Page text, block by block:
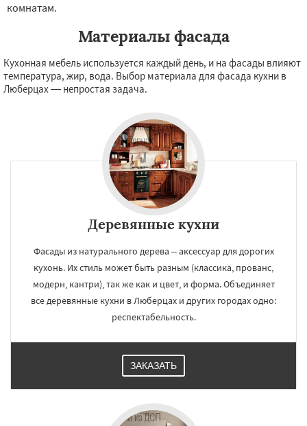
комнатам.
Материалы фасада
Кухонная мебель используется каждый день, и на фасады влияют
температура, жир, вода. Выбор материала для фасада кухни в
Люберцах — непростая задача.
Деревянные кухни
Фасады из натурального дерева – аксессуар для дорогих
кухонь. Их стиль может быть разным (классика, прованс,
модерн, кантри), так же как и цвет, и форма. Объединяет
все деревянные кухни в Люберцах и других городах одно:
респектабельность.
ЗАКАЗАТЬ